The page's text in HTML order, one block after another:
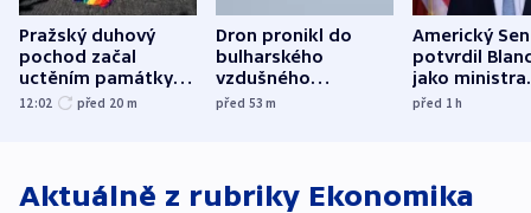
Pražský duhový
pochod začal
uctěním památky
obětí berlínského
12:02 před 20 m
Dron pronikl do
bulharského
vzdušného
prostoru,
před 53m
Americký
potvrdil
jako ministra
před 1h
Aktuálně z rubriky Ekonomika